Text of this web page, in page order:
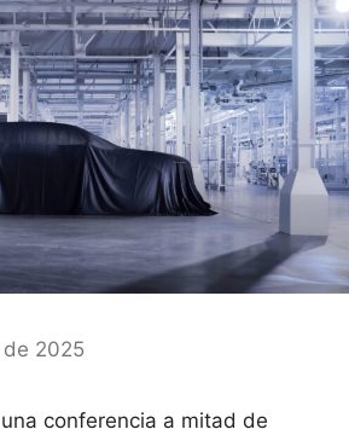
2025
conferencia a mitad de